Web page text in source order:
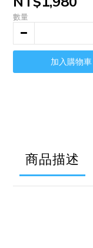
數量
加入購物車
商品描述